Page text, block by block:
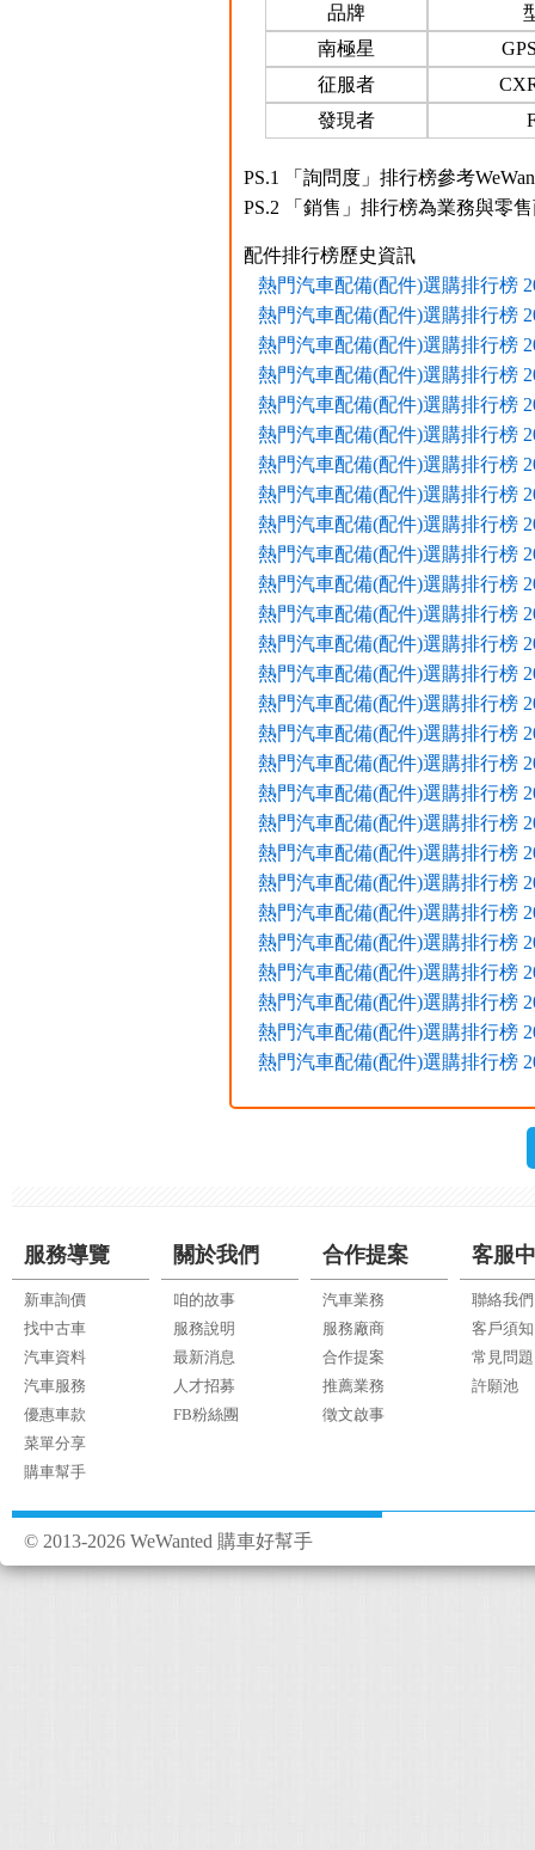
品牌
南極星
征服者
發現者
PS.1 「詢問度」排行榜參考
PS.2 「銷售」排行榜為業務與零
配件排行榜歷史資訊
熱門汽車配備(配件)選購排行榜
熱門汽車配備(配件)選購排行榜
熱門汽車配備(配件)選購排行榜
熱門汽車配備(配件)選購排行榜
熱門汽車配備(配件)選購排行榜
熱門汽車配備(配件)選購排行榜
熱門汽車配備(配件)選購排行榜
熱門汽車配備(配件)選購排行榜
熱門汽車配備(配件)選購排行榜
熱門汽車配備(配件)選購排行榜
熱門汽車配備(配件)選購排行榜
熱門汽車配備(配件)選購排行榜
熱門汽車配備(配件)選購排行榜
熱門汽車配備(配件)選購排行榜
熱門汽車配備(配件)選購排行榜
熱門汽車配備(配件)選購排行榜
熱門汽車配備(配件)選購排行榜
熱門汽車配備(配件)選購排行榜
熱門汽車配備(配件)選購排行榜
熱門汽車配備(配件)選購排行榜
熱門汽車配備(配件)選購排行榜
熱門汽車配備(配件)選購排行榜
熱門汽車配備(配件)選購排行榜
熱門汽車配備(配件)選購排行榜
熱門汽車配備(配件)選購排行榜
熱門汽車配備(配件)選購排行榜
熱門汽車配備(配件)選購排行榜
服務導覽
新車詢價
找中古車
汽車資料
汽車服務
優惠車款
菜單分享
購車幫手
關於我們
咱的故事
服務說明
最新消息
人才招募
FB粉絲團
合作提案
汽車業務
服務廠商
合作提案
推薦業務
徵文啟事
客服
聯絡我們
客戶須知
常見問題
許願池
© 2013-2026 WeWanted 購車好幫手